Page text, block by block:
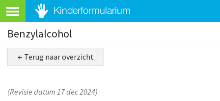
Benzylalcohol
← Terug naar overzicht
(Revisie datum 17 dec 2024)